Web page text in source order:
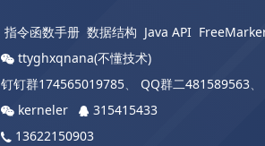
指令函数手册 数据结构 Java API
ttyghxqnana(不懂技术)
钉钉群174565019785 QQ群二481589563
kerneler
315415433
13622150903